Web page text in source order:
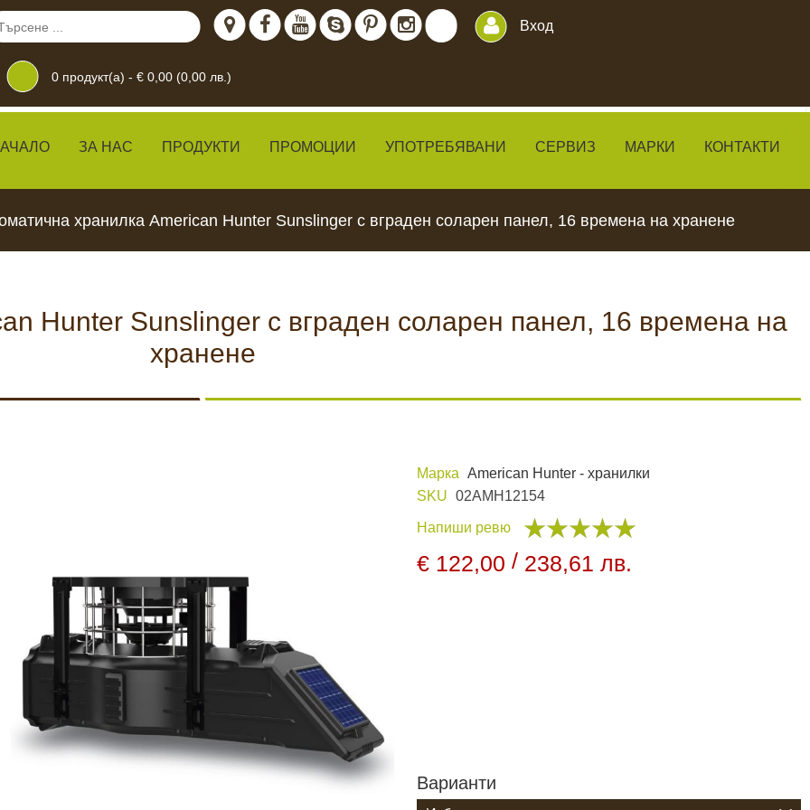
Вход
0продукт(а) - € 0,00 (0,00 лв.)
ЗА НАС ПРОДУКТИ ПРОМОЦИИ УПОТРЕБЯВАНИ СЕРВИЗ МАРКИ КОНТАКТИ
КАМЕРИ ЗА
ХРАНИЛКИ ЧАКАЛА
КЪМПИНГ И ХОБИ ЛОВНО ОБЛЕКЛО
АКУМУЛАТОРИ И БАТЕРИИ
хранилка American Hunter Sunslinger с вграден соларен панел, 16 времена на хранене
Hunter Sunslinger с вграден соларен панел, 16 времена на
хранене
Марка American Hunter - хранилки
SKU 02AMH12154
Напиши ревю
€ 122,00 / 238,61 лв.
Варианти